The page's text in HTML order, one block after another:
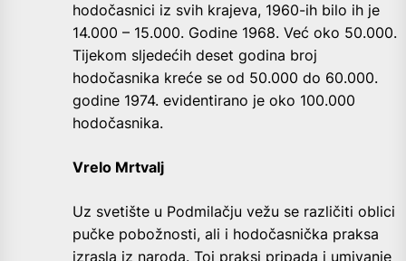
hodočasnici iz svih krajeva, 1960-ih bilo ih je
14.000 – 15.000. Godine 1968. Već oko 50.000.
Tijekom sljedećih deset godina broj
hodočasnika kreće se od 50.000 do 60.000.
godine 1974. evidentirano je oko 100.000
hodočasnika.
Vrelo Mrtvalj
Uz svetište u Podmilačju vežu se različiti oblici
pučke pobožnosti, ali i hodočasnička praksa
izrasla iz naroda. Toj praksi pripada i umivanje